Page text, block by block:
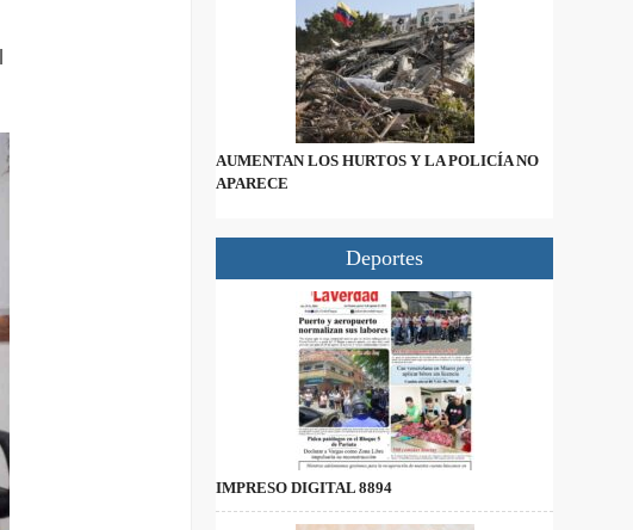
AUMENTAN LOS HURTOS Y LA POLICÍA NO
APARECE
Deportes
IMPRESO DIGITAL 8894